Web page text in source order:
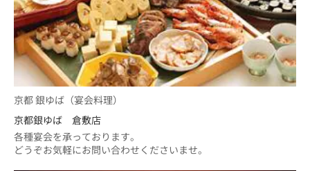
京都 銀ゆば（宴会料理）
京都銀ゆば 倉敷店
各種宴会を承っております。
どうぞお気軽にお問い合わせくださいませ。